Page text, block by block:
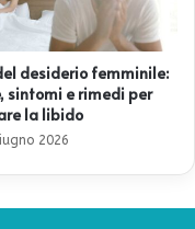
desiderio femminile:
sintomi e rimedi per
la libido
2026